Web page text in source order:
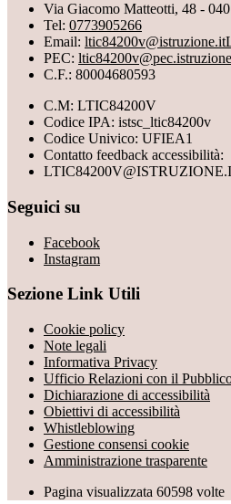
Via Giacomo Matteotti, 48 -
Tel: 0773905266
Email: ltic84200v@istruzione.it
PEC:
C.F.: 80004680593
C.M: LTIC84200V
Codice IPA: istsc_ltic84200v
Codice Univico: UFIEA1
Contatto feedback accessibilità:
Seguici su
Facebook
Instagram
Sezione Link Utili
Cookie policy
Note legali
Informativa Privacy
Ufficio Relazioni con il
Dichiarazione di accessibilità
Obiettivi di accessibilità
Whistleblowing
Gestione consensi cookie
Amministrazione trasparente
Pagina visualizzata 60598 volte